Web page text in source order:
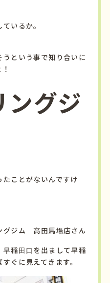
いるか。
という事で知り合いに
ングジ
ことがないんですけ
グジム 高田馬場店さん
早稲田口を出まして早稲
ぐに見えてきます。